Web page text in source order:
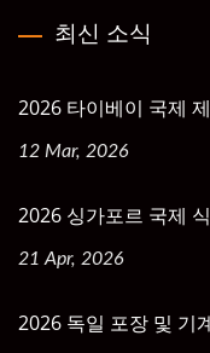
최신 소식
2026 타이베이 국제
12 Mar, 2026
2026 싱가포르 국제
21 Apr, 2026
2026 독일 포장 및 기